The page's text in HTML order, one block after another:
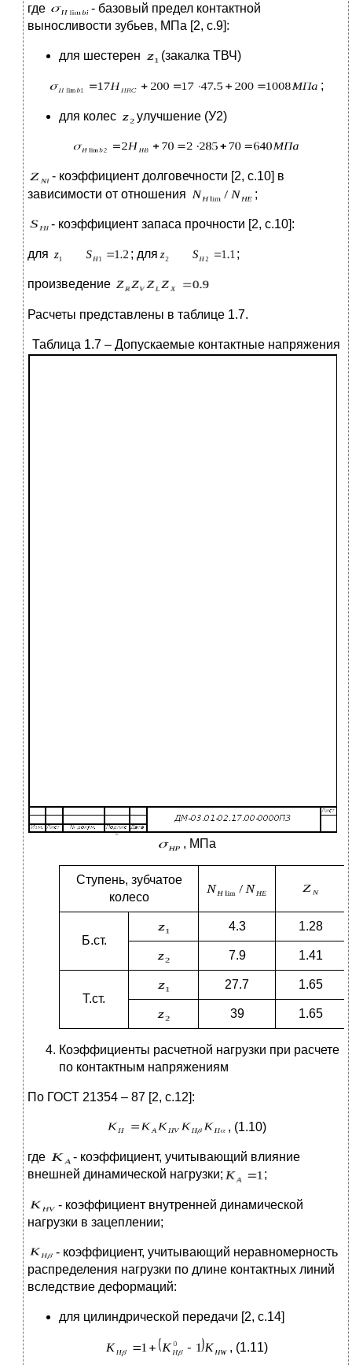
где
- базовый предел контактной
выносливости зубьев, МПа [2, с.9]:
для шестерен (закалка ТВЧ)
;
для колес улучшение (У2)
- коэффициент долговечности [2, с.10] в
зависимости от отношения
;
- коэффициент запаса прочности [2, с.10]:
для ; для ;
произведение
Расчеты представлены в таблице 1.7.
Таблица 1.7 – Допускаемые контактные напряжения
, МПа
Ступень, зубчатое
колесо
Б.ст.
4.3 1.28
7.9 1.41
Т.ст.
27.7 1.65
39 1.65
Коэффициенты расчетной нагрузки при расчете
по контактным напряжениям
По ГОСТ 21354 – 87 [2, с.12]:
, (1.10)
где
- коэффициент, учитывающий влияние
внешней динамической нагрузки;
;
- коэффициент внутренней динамической
нагрузки в зацеплении;
- коэффициент, учитывающий неравномерность
распределения нагрузки по длине контактных линий
вследствие деформаций:
для цилиндрической передачи [2, с.14]
, (1.11)